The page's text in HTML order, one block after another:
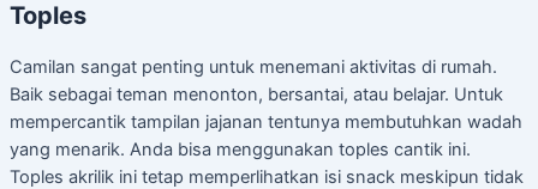
Toples
Camilan sangat penting untuk menemani aktivitas di rumah.
Baik sebagai teman menonton, bersantai, atau belajar. Untuk
mempercantik tampilan jajanan tentunya membutuhkan wadah
yang menarik. Anda bisa menggunakan toples cantik ini.
Toples akrilik ini tetap memperlihatkan isi snack meskipun tidak